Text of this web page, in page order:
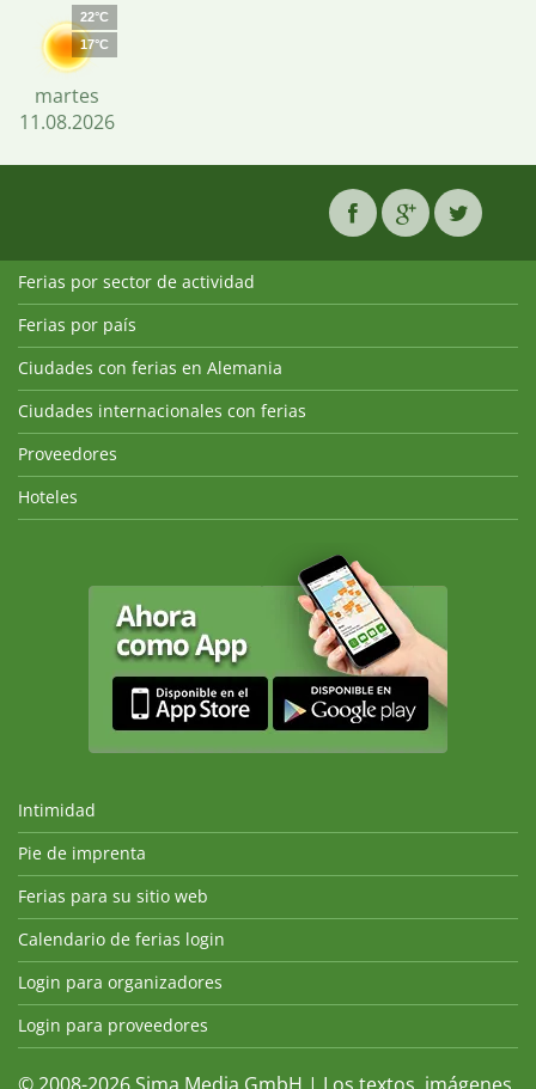
22°C
17°C
martes
11.08.2026
Ferias por sector de actividad
Ferias por país
Ciudades con ferias en Alemania
Ciudades internacionales con ferias
Proveedores
Hoteles
Intimidad
Pie de imprenta
Ferias para su sitio web
Calendario de ferias login
Login para organizadores
Login para proveedores